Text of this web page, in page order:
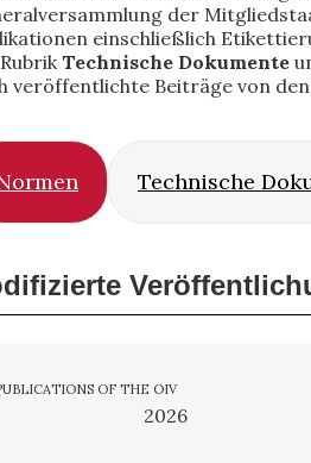
der
einschließlich
Technische Dokumente
veröffentlichte Beiträge von
Technische
OF THE OIV
2026